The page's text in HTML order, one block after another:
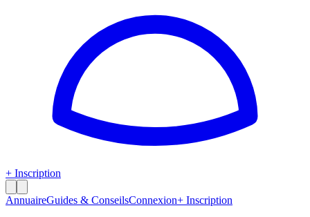
+ Inscription
AnnuaireGuides & ConseilsConnexion+ Inscription